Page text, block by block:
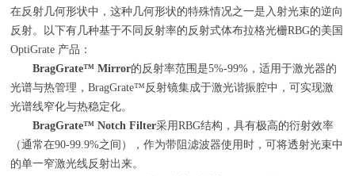
在反射几何形状中，这种几何形状的特殊情况之一是入射光束的逆向
反射。以下有几种基于不同反射率的反射式体布拉格光栅RBG的美国
OptiGrate 产品：
BragGrate™ Mirror的反射率范围是5%-99% ，适用于激光器的
光谱与热管理，BragGrate™反射镜集成于激光谐振腔中，可实现激
光谱线窄化与热稳定化。
BragGrate™ Notch Filter采用RBG结构，具有极高的衍射效率
（通常在90-99.9%之间），作为带阻滤波器使用时，可将透射光束中
的单一窄激光线反射出来。